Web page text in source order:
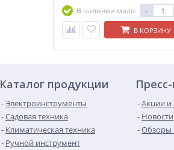
В наличии мало
-
В КОРЗИНУ
Каталог продукции
Электроинструменты
Садовая техника
Климатическая техника
Ручной инструмент
Акции и
Новости
Обзоры